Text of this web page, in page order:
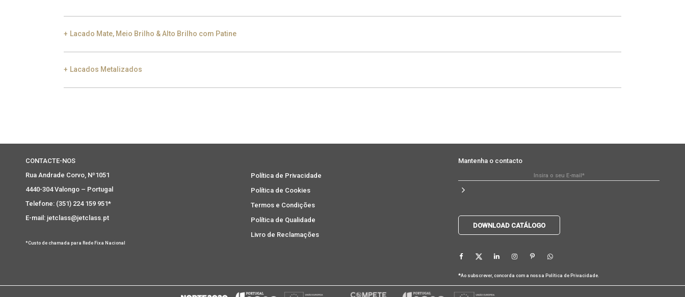
Lacado Mate, Meio Brilho & Alto Brilho com Patine
Lacados Metalizados
CONTACTE-NOS
Rua Andrade Corvo, Nº1051
4440-304 Valongo – Portugal
Telefone: (351) 224 159 951*
E-mail: jetclass@jetclass.pt
*Custo de chamada para Rede Fixa Nacional
Política de Privacidade
Política de Cookies
Termos e Condições
Política de Qualidade
Livro de Reclamações
Mantenha o contacto
DOWNLOAD CATÁLOGO
*Ao subscrever, concorda com a nossa Política de Privacidade.